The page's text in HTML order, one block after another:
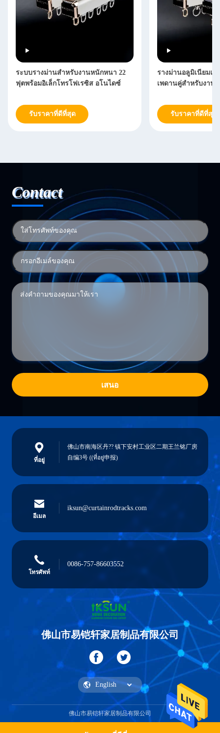
ระบบรางม่านสำหรับงานหนักหนา 22
ฟุตพร้อมอิเล็กโทรโฟเรซิส อโนไดซ์
รับราคาที่ดีที่สุด
รางม่านอลูมิเนียมแ
เพดานคู่สำหรับงาน
รับราคาที่ดีที่สุด
Contact
เสนอ
ที่อยู่
佛山市南海区丹?? 镇下安村工业区二期王兰铭厂房
自编3号 ((ที่อยู่申报)
อีเมล
iksun@curtainrodtracks.com
โทรศัพท์
0086-757-86603552
佛山市易铠轩家居制品有限公司
佛山市易铠轩家居制品有限公司